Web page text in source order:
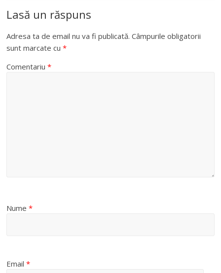
Lasă un răspuns
Adresa ta de email nu va fi publicată. Câmpurile obligatorii
sunt marcate cu*
Comentariu*
Nume*
Email*